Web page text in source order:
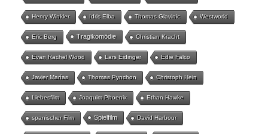
Henry Winkler Idris Elba Thomas Glavinic Westworld
Eric Berg Tragikomödie Christian Kracht
Evan Rachel Wood Lars Eidinger Edie Falco
Javier Marías Thomas Pynchon Christoph Hein
Liebesfilm Joaquim Phoenix Ethan Hawke
spanischer Film Spielfilm David Harbour